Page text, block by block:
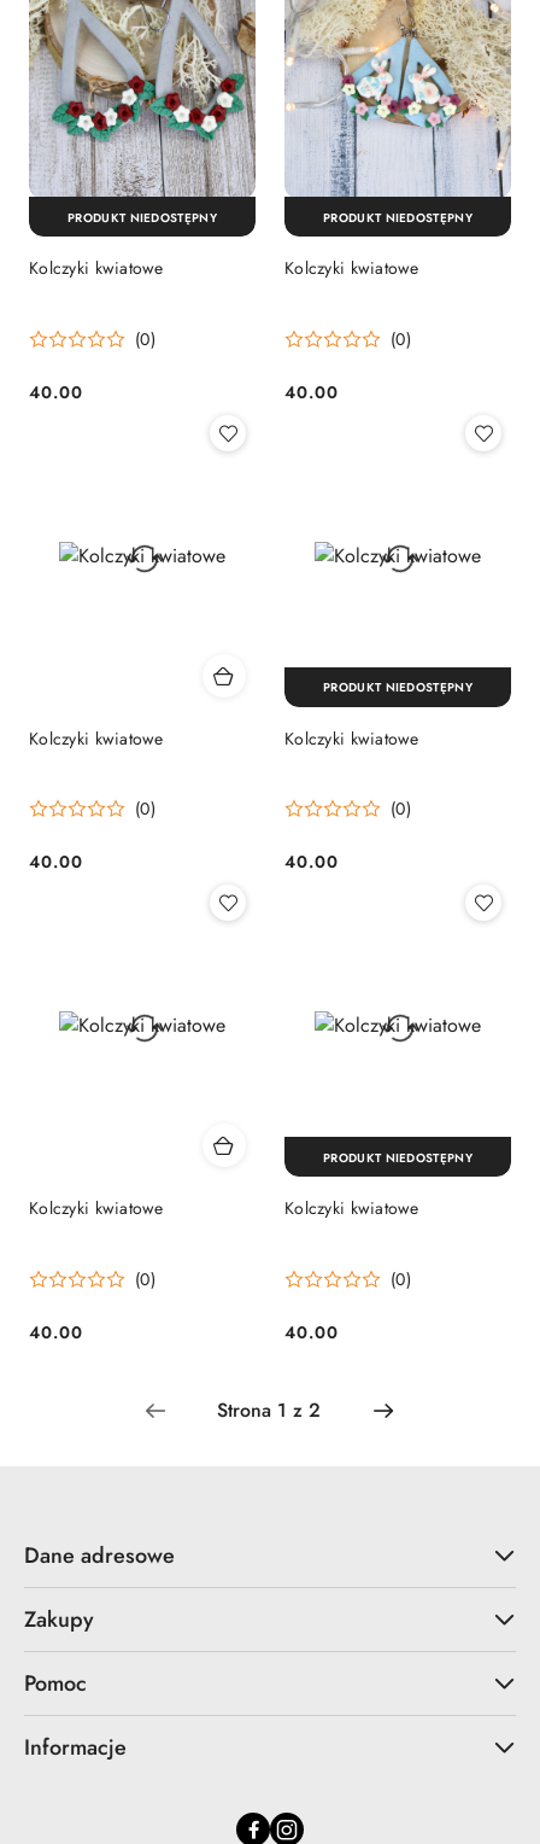
Kolczyki kwiatowe
(0)
Cena:
40.00
PRODUKT NIEDOSTĘPNY
Kolczyki kwiatowe
(0)
Cena:
40.00
PRODUKT NIEDOSTĘPNY
Kolczyki kwiatowe
(0)
Cena:
40.00
Kolczyki kwiatowe
(0)
Cena:
40.00
PRODUKT NIEDOSTĘPNY
Kolczyki kwiatowe
(0)
Cena:
40.00
Kolczyki kwiatowe
(0)
Cena:
40.00
PRODUKT NIEDOSTĘPNY
Dane adresowe
Zakupy
Pomoc
Informacje